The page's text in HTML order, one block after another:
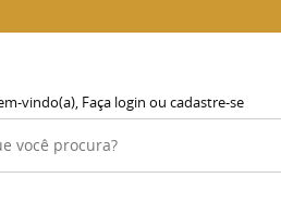
vindo(a), Faça login ou cadastre-se